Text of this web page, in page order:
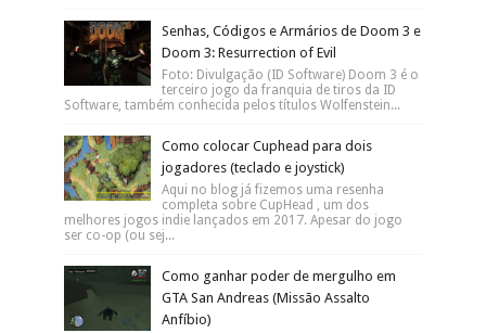
Senhas, Códigos e Armários de Doom 3 e
Doom 3: Resurrection of Evil
Foto: Divulgação (ID Software) Doom 3 é o
terceiro jogo da franquia de tiros da ID
Software, também conhecida pelos títulos Wolfenstein...
Como colocar Cuphead para dois
jogadores (teclado e joystick)
Aqui no blog já fizemos uma resenha
completa sobre CupHead , um dos
melhores jogos indie lançados em 2017. Apesar do jogo
ser co-op (ou sej...
Como ganhar poder de mergulho em
GTA San Andreas (Missão Assalto
Anfíbio)